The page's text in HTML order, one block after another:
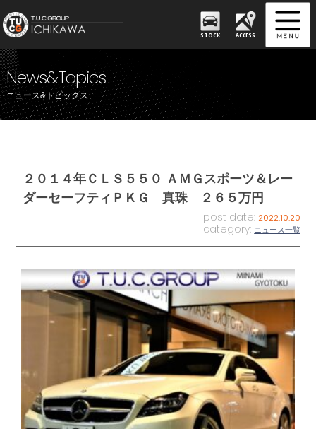
STOCK ACCESS
News&Topics
ニュース&トピックス
２０１４年ＣＬＳ５５０ ＡＭＧスポーツ＆レー
ダーセーフティＰＫＧ 真珠 ２６５万円
post date: 2022.10.20
category: ニュース一覧